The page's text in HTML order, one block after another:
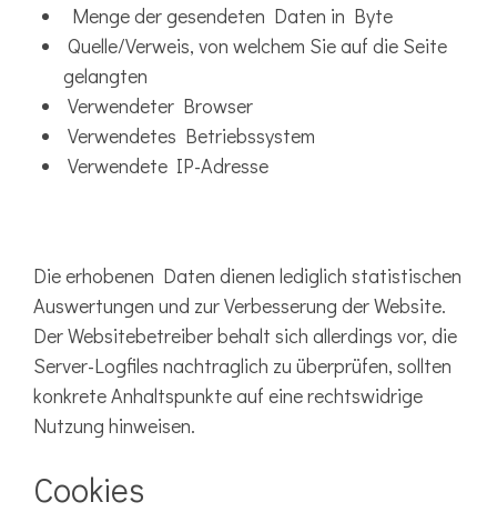
Menge der gesendeten Daten in Byte
Quelle/Verweis, von welchem Sie auf die Seite
gelangten
Verwendeter Browser
Verwendetes Betriebssystem
Verwendete IP-Adresse
Die erhobenen Daten dienen lediglich statistischen
Auswertungen und zur Verbesserung der Website.
Der Websitebetreiber behalt sich allerdings vor, die
Server-Logfiles nachtraglich zu überprüfen, sollten
konkrete Anhaltspunkte auf eine rechtswidrige
Nutzung hinweisen.
Cookies